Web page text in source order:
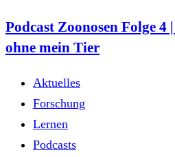
Podcast Zoonosen Folge
ohne mein Tier
Aktuelles
Forschung
Lernen
Podcasts